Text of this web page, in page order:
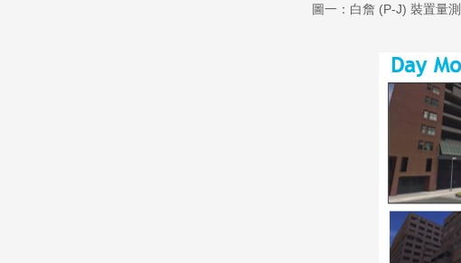
圖一：白詹 (P-J) 裝置量